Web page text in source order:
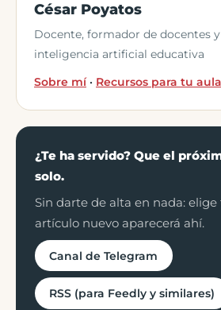
César Poyatos
Docente, formador de docentes
inteligencia artificial educativa
Sobre mí· Recursos para tu aula
¿Te ha servido? Que el
solo.
Sin darte de alta en nada:
artículo nuevo aparecerá ahí.
Canal de Telegram
RSS (para Feedly y similares)